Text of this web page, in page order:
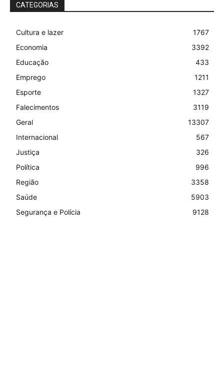
CATEGORIAS
Cultura e lazer
1767
Economia
3392
Educação
433
Emprego
1211
Esporte
1327
Falecimentos
3119
Geral
13307
Internacional
567
Justiça
326
Política
996
Região
3358
Saúde
5903
Segurança e Polícia
9128